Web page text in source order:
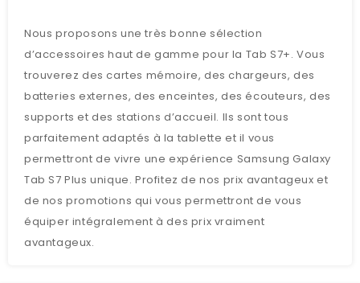
Nous proposons une très bonne sélection
d’accessoires haut de gamme pour la Tab S7+. Vous
trouverez des cartes mémoire, des chargeurs, des
batteries externes, des enceintes, des écouteurs, des
supports et des stations d’accueil. Ils sont tous
parfaitement adaptés à la tablette et il vous
permettront de vivre une expérience Samsung Galaxy
Tab S7 Plus unique. Profitez de nos prix avantageux et
de nos promotions qui vous permettront de vous
équiper intégralement à des prix vraiment
avantageux.